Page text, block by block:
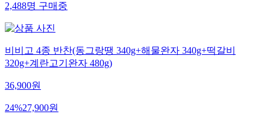
2,488명 구매중
비비고 4종 반찬(동그랑땡 340g+해물완자 340g+떡갈비
320g+계란고기완자 480g)
36,900원
24%27,900원